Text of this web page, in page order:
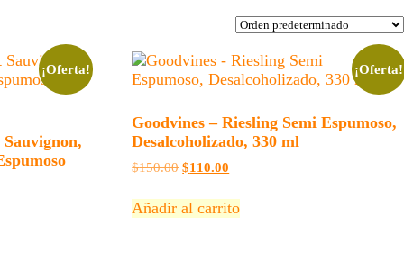
¡Oferta! ¡Oferta!
Goodvines – Riesling Semi Espumoso,
Desalcoholizado, 330 ml
$150.00 El
original
era:
$110.00
actual
es:
Añadir al carrito